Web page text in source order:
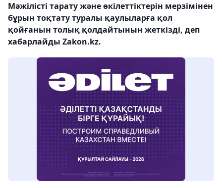
Мәжілісті тарату және өкілеттіктерін мерзімінен
бұрын тоқтату туралы қаулыларға қол
қойғанын толық қолдайтынын жеткізді, деп
хабарлайды Zakon.kz.